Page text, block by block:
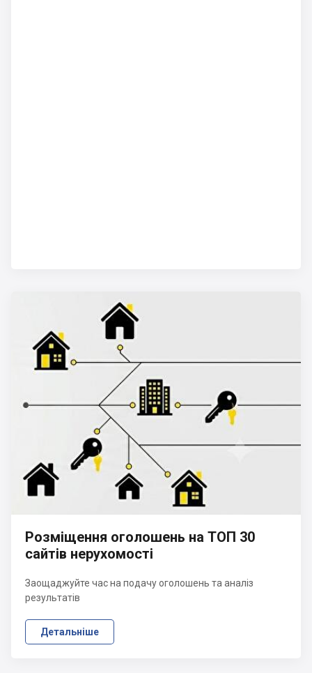
Розміщення оголошень на ТОП 30
сайтів нерухомості
Заощаджуйте час на подачу оголошень та аналіз
результатів
Детальніше